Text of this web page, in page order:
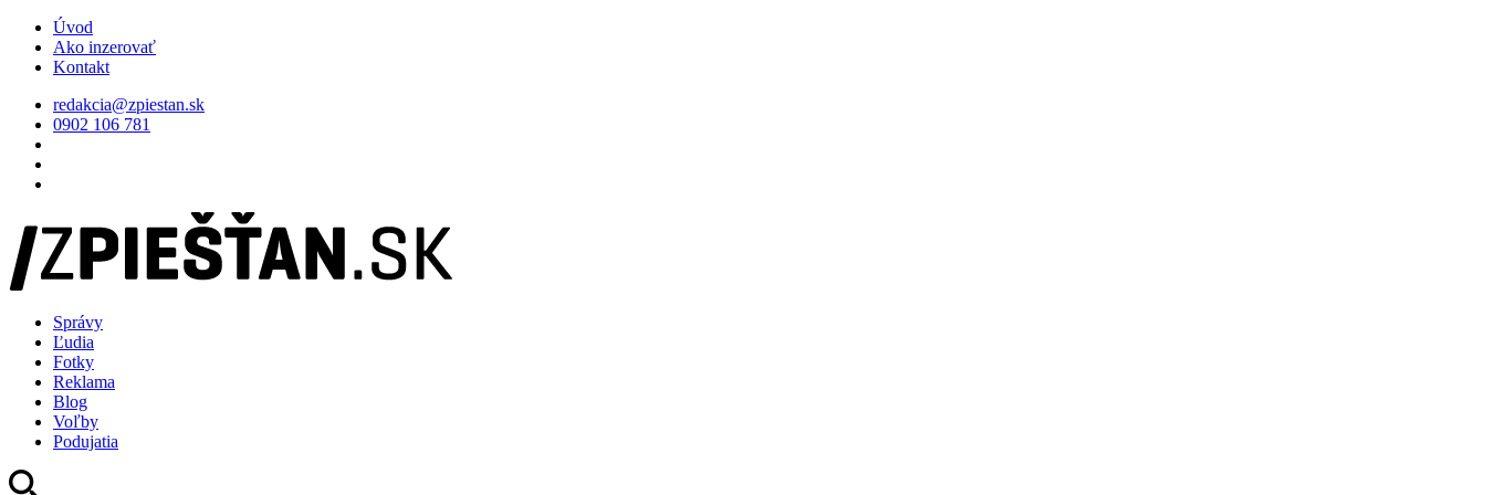
Úvod
Ako inzerovať
Kontakt
redakcia@zpiestan.sk
0902 106 781
Správy
Ľudia
Fotky
Reklama
Blog
Voľby
Podujatia